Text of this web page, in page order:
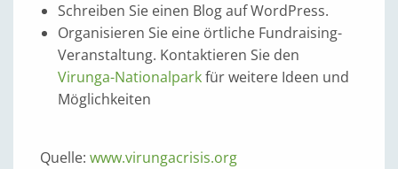
Schreiben Sie einen Blog auf WordPress.
Organisieren Sie eine örtliche Fundraising-
Veranstaltung. Kontaktieren Sie den
Virunga-Nationalparkfür weitere Ideen und
Möglichkeiten
Quelle: www.virungacrisis.org